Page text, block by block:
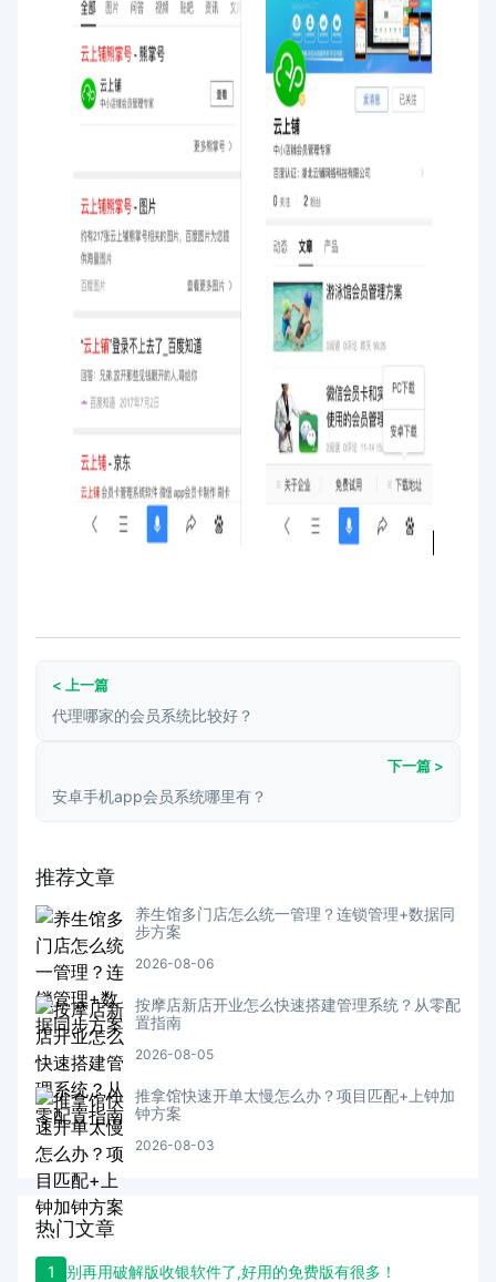
< 上一篇
代理哪家的会员系统比较好？
下一篇 >
安卓手机app会员系统哪里有？
推荐文章
养生馆多门店怎么统一管理？连锁管理+数据同
步方案
2026-08-06
按摩店新店开业怎么快速搭建管理系统？从零配
置指南
2026-08-05
推拿馆快速开单太慢怎么办？项目匹配+上钟加
钟方案
2026-08-03
热门文章
1 别再用破解版收银软件了,好用的免费版有很多！